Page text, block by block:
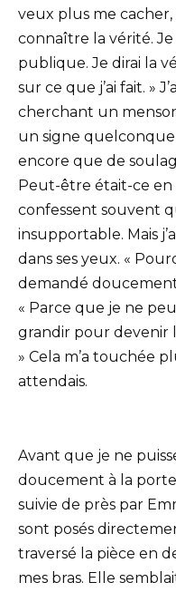
veux plus me
connaître la vérité.
publique. Je dirai la
sur ce que j’ai fait. »
cherchant un
un signe quelconque
encore que de
Peut-être était-ce en
confessent souvent
insupportable. Mais
dans ses yeux. «
demandé
« Parce que je ne
grandir pour devenir
» Cela m’a touchée
attendais.
Avant que je ne
doucement à la
suivie de près par
sont posés
traversé la pièce en
mes bras. Elle